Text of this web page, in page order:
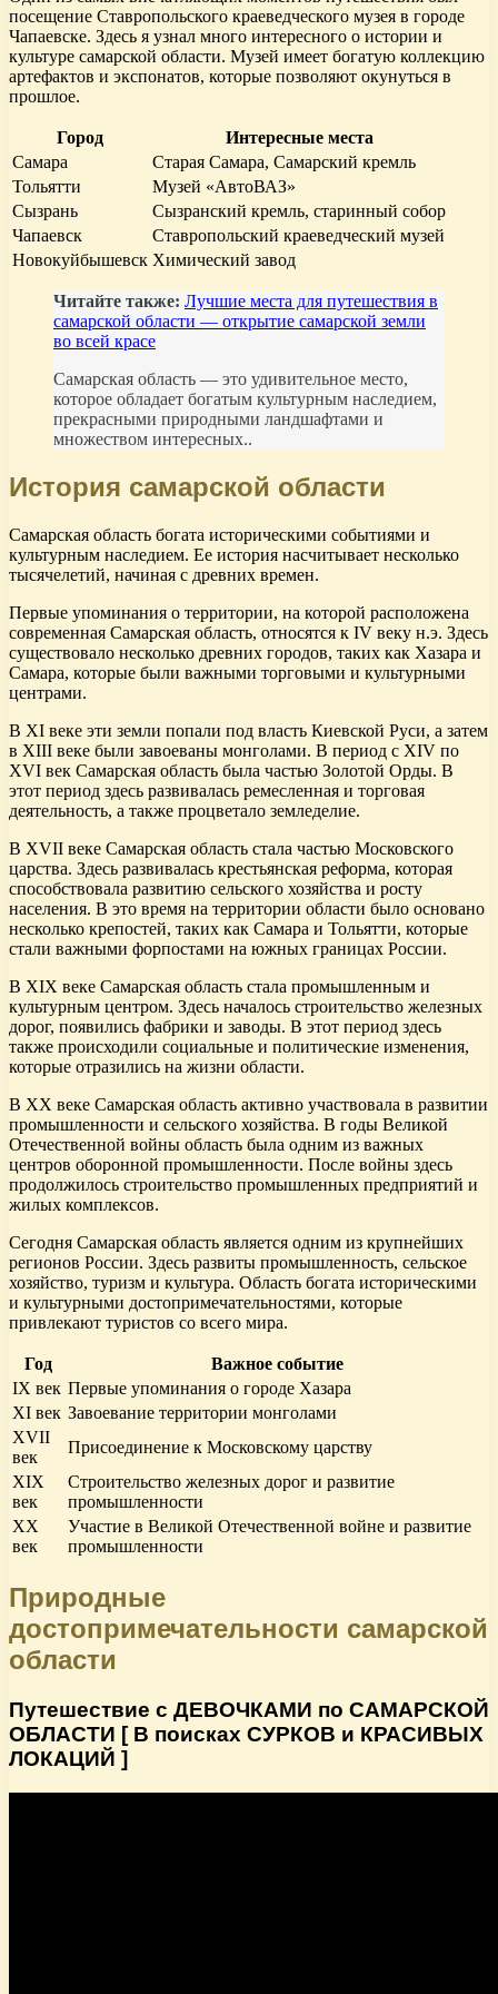
посещение Ставропольского краеведческого музея в городе
Чапаевске. Здесь я узнал много интересного о истории и
культуре самарской области. Музей имеет богатую коллекцию
артефактов и экспонатов, которые позволяют окунуться в
прошлое.
Город
Интересные места
Самара
Старая Самара, Самарский кремль
Тольятти
Музей «АвтоВАЗ»
Сызрань
Сызранский кремль, старинный собор
Чапаевск
Ставропольский краеведческий музей
Новокуйбышевск Химический завод
Читайте также: Лучшие места для путешествия в
самарской области — открытие самарской земли
во всей красе
Самарская область — это удивительное место,
которое обладает богатым культурным наследием,
прекрасными природными ландшафтами и
множеством интересных..
История самарской области
Самарская область богата историческими событиями и
культурным наследием. Ее история насчитывает несколько
тысячелетий, начиная с древних времен.
Первые упоминания о территории, на которой расположена
современная Самарская область, относятся к IV веку н.э. Здесь
существовало несколько древних городов, таких как Хазара и
Самара, которые были важными торговыми и культурными
центрами.
В XI веке эти земли попали под власть Киевской Руси, а затем
в XIII веке были завоеваны монголами. В период с XIV по
XVI век Самарская область была частью Золотой Орды. В
этот период здесь развивалась ремесленная и торговая
деятельность, а также процветало земледелие.
В XVII веке Самарская область стала частью Московского
царства. Здесь развивалась крестьянская реформа, которая
способствовала развитию сельского хозяйства и росту
населения. В это время на территории области было основано
несколько крепостей, таких как Самара и Тольятти, которые
стали важными форпостами на южных границах России.
В XIX веке Самарская область стала промышленным и
культурным центром. Здесь началось строительство железных
дорог, появились фабрики и заводы. В этот период здесь
также происходили социальные и политические изменения,
которые отразились на жизни области.
В XX веке Самарская область активно участвовала в развитии
промышленности и сельского хозяйства. В годы Великой
Отечественной войны область была одним из важных
центров оборонной промышленности. После войны здесь
продолжилось строительство промышленных предприятий и
жилых комплексов.
Сегодня Самарская область является одним из крупнейших
регионов России. Здесь развиты промышленность, сельское
хозяйство, туризм и культура. Область богата историческими
и культурными достопримечательностями, которые
привлекают туристов со всего мира.
Год
Важное событие
IX век Первые упоминания о городе Хазара
XI век Завоевание территории монголами
XVII
век
Присоединение к Московскому царству
XIX
век
Строительство железных дорог и развитие
промышленности
XX
век
Участие в Великой Отечественной войне и развитие
промышленности
Природные
достопримечательности самарской
области
Путешествие с ДЕВОЧКАМИ по САМАРСКОЙ
ОБЛАСТИ [ В поисках СУРКОВ и КРАСИВЫХ
ЛОКАЦИЙ ]